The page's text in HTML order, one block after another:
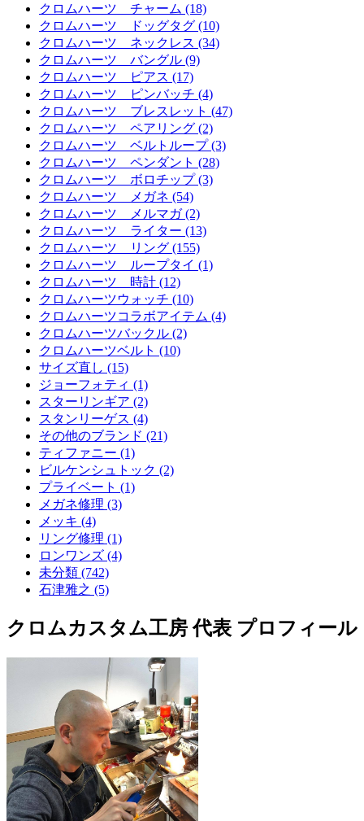
クロムハーツ チャーム (18)
クロムハーツ ドッグタグ (10)
クロムハーツ ネックレス (34)
クロムハーツ バングル (9)
クロムハーツ ピアス (17)
クロムハーツ ピンバッチ (4)
クロムハーツ ブレスレット (47)
クロムハーツ ペアリング (2)
クロムハーツ ベルトループ (3)
クロムハーツ ペンダント (28)
クロムハーツ ボロチップ (3)
クロムハーツ メガネ (54)
クロムハーツ メルマガ (2)
クロムハーツ ライター (13)
クロムハーツ リング (155)
クロムハーツ ループタイ (1)
クロムハーツ 時計 (12)
クロムハーツウォッチ (10)
クロムハーツコラボアイテム (4)
クロムハーツバックル (2)
クロムハーツベルト (10)
サイズ直し (15)
ジョーフォティ (1)
スターリンギア (2)
スタンリーゲス (4)
その他のブランド (21)
ティファニー (1)
ビルケンシュトック (2)
プライベート (1)
メガネ修理 (3)
メッキ (4)
リング修理 (1)
ロンワンズ (4)
未分類 (742)
石津雅之 (5)
クロムカスタム工房 代表 プロフィール